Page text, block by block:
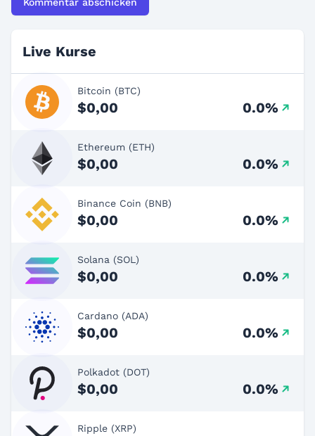
Live Kurse
Bitcoin (BTC)
$0,00 0.0%
Ethereum (ETH)
$0,00 0.0%
Binance Coin (BNB)
$0,00 0.0%
Solana (SOL)
$0,00 0.0%
Cardano (ADA)
$0,00 0.0%
Polkadot (DOT)
$0,00 0.0%
Ripple (XRP)